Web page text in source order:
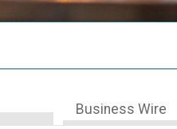
Business Wire